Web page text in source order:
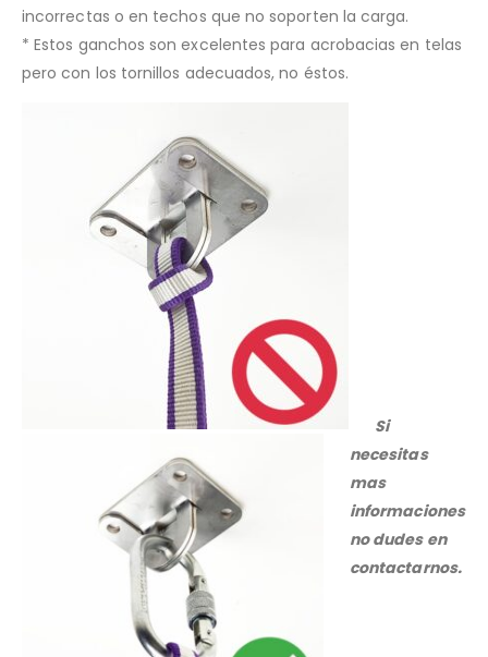
incorrectas o en techos que no soporten la carga.
* Estos ganchos son excelentes para acrobacias en telas
pero con los tornillos adecuados, no éstos.
Si
necesitas
mas
informaciones
no dudes en
contactarnos.